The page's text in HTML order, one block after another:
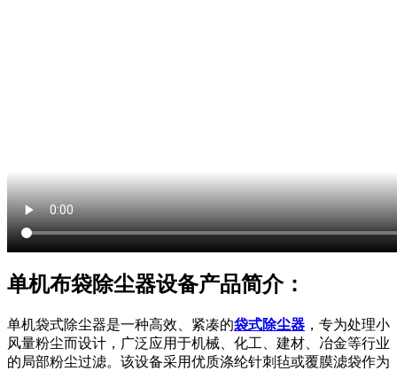
单机布袋除尘器设备产品简介：
单机袋式除尘器是一种高效、紧凑的袋式除尘器 ，专为处理小
风量粉尘而设计，广泛应用于机械、化工、建材、冶金等行业
的局部粉尘过滤。该设备采用优质涤纶针刺毡或覆膜滤袋作为